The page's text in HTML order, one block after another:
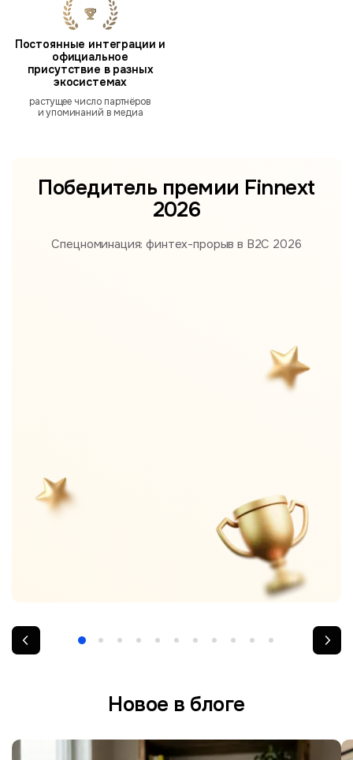
Постоянные интеграции и
официальное
присутствие в разных
экосистемах
растущее число партнёров
и упоминаний в медиа
Победитель премии Finnext
2026
Спецноминация: финтех-прорыв в B2С 2026
Новое в блоге